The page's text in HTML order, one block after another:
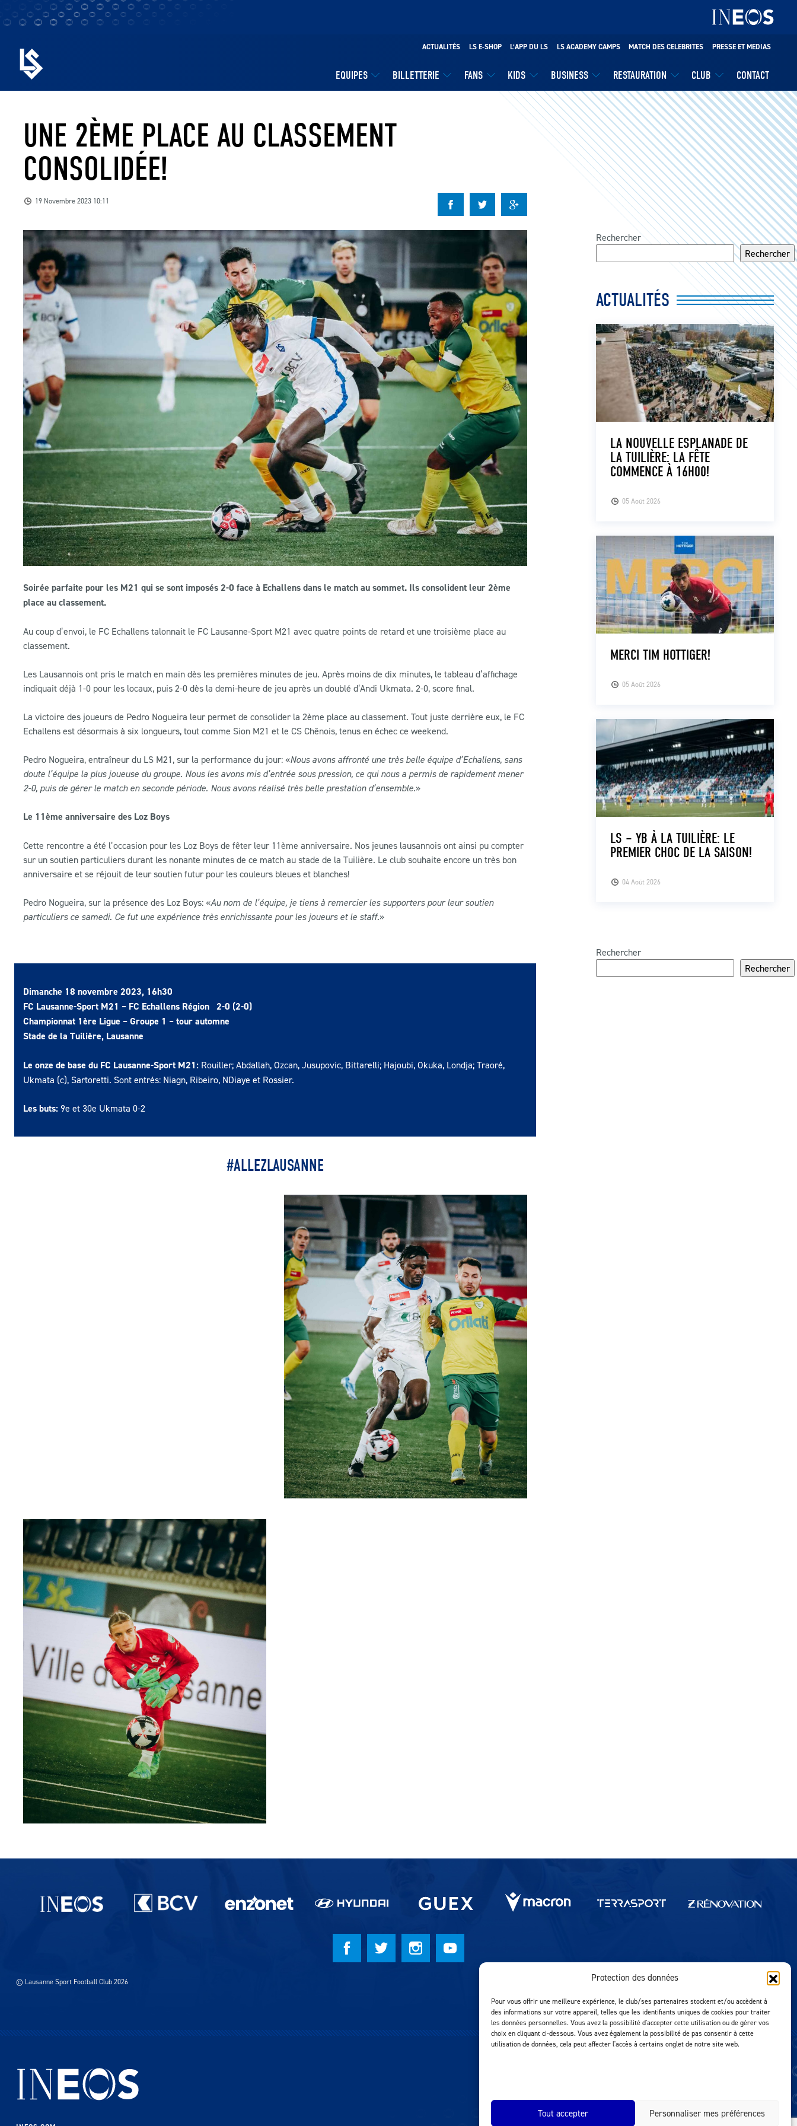
Protection des données
Pour vous offrir une meilleure expérience, le club/ses partenaires stockent et/ou accèdent à
des informations sur votre appareil, telles que les identifiants uniques de cookies pour traiter
les données personnelles. Vous avez la possibilité d'accepter cette utilisation ou de gérer vos
choix en cliquant ci-dessous. Vous avez également la possibilité de pas consentir à cette
utilisation de données, cela peut affecter l'accès à certains onglet de notre site web.
Tout accepter Personnaliser mes préférences
EQUIPES BILLETTERIE FANS KIDS BUSINESS RESTAURATION CLUB CONTACT
ACTUALITÉS LS E-SHOP L’APP DU LS LS ACADEMY CAMPS MATCH DES CELEBRITES PRESSE ET MEDIAS
UNE 2ÈME PLACE AU CLASSEMENT
CONSOLIDÉE!
19 Novembre 2023 10:11
Soirée parfaite pour les M21 qui se sont imposés 2-0 face à Echallens dans le match au sommet. Ils consolident leur 2ème
place au classement.
Au coup d’envoi, le FC Echallens talonnait le FC Lausanne-Sport M21 avec quatre points de retard et une troisième place au
classement.
Les Lausannois ont pris le match en main dès les premières minutes de jeu. Après moins de dix minutes, le tableau d’affichage
indiquait déjà 1-0 pour les locaux, puis 2-0 dès la demi-heure de jeu après un doublé d’Andi Ukmata. 2-0, score final.
La victoire des joueurs de Pedro Nogueira leur permet de consolider la 2ème place au classement. Tout juste derrière eux, le FC
Echallens est désormais à six longueurs, tout comme Sion M21 et le CS Chênois, tenus en échec ce weekend.
Pedro Nogueira, entraîneur du LS M21, sur la performance du jour: «Nous avons affronté une très belle équipe d’Echallens, sans
doute l’équipe la plus joueuse du groupe. Nous les avons mis d’entrée sous pression, ce qui nous a permis de rapidement mener
2-0, puis de gérer le match en seconde période. Nous avons réalisé très belle prestation d’ensemble.»
Le 11ème anniversaire des Loz Boys
Cette rencontre a été l’occasion pour les Loz Boys de fêter leur 11ème anniversaire. Nos jeunes lausannois ont ainsi pu compter
sur un soutien particuliers durant les nonante minutes de ce match au stade de la Tuilière. Le club souhaite encore un très bon
anniversaire et se réjouit de leur soutien futur pour les couleurs bleues et blanches!
Pedro Nogueira, sur la présence des Loz Boys: «Au nom de l’équipe, je tiens à remercier les supporters pour leur soutien
particuliers ce samedi. Ce fut une expérience très enrichissante pour les joueurs et le staff.»
Dimanche 18 novembre 2023, 16h30
FC Lausanne-Sport M21 – FC Echallens Région 2-0 (2-0)
Championnat 1ère Ligue – Groupe 1 – tour automne
Stade de la Tuilière, Lausanne
Le onze de base du FC Lausanne-Sport M21: Rouiller; Abdallah, Ozcan, Jusupovic, Bittarelli; Hajoubi, Okuka, Londja; Traoré,
Ukmata (c), Sartoretti. Sont entrés: Niagn, Ribeiro, NDiaye et Rossier.
Les buts: 9e et 30e Ukmata 0-2
#ALLEZLAUSANNE
Rechercher
Rechercher
ACTUALITÉS
05 Août 2026
LA NOUVELLE ESPLANADE DE
LA TUILIÈRE: LA FÊTE
COMMENCE À 16H00!
05 Août 2026
MERCI TIM HOTTIGER!
04 Août 2026
LS – YB À LA TUILIÈRE: LE
PREMIER CHOC DE LA SAISON!
Rechercher
Rechercher
Partenaires du lausanne-Sport
© Lausanne Sport Football Club 2026